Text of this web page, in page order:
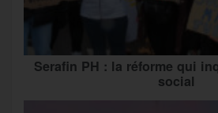
Serafin PH : la réforme qui
social